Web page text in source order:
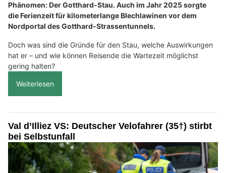
Phänomen: Der Gotthard-Stau. Auch im Jahr 2025 sorgte
die Ferienzeit für kilometerlange Blechlawinen vor dem
Nordportal des Gotthard-Strassentunnels.
Doch was sind die Gründe für den Stau, welche Auswirkungen
hat er – und wie können Reisende die Wartezeit möglichst
gering halten?
Weiterlesen
Val d’Illiez VS: Deutscher Velofahrer (35†) stirbt
bei Selbstunfall